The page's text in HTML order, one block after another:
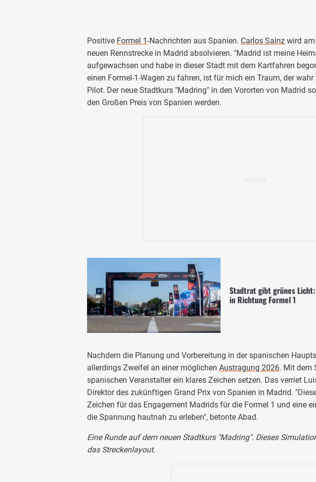
Positive Formel 1-Nachrichten aus Spanien. Carlos Sainz wird
neuen Rennstrecke in Madrid absolvieren. "Madrid ist meine
aufgewachsen und habe in dieser Stadt mit dem Kartfahren
einen Formel-1-Wagen zu fahren, ist für mich ein Traum, der
Pilot. Der neue Stadtkurs "Madring" in den Vororten von Madrid
den Großen Preis von Spanien werden.
Stadtrat gibt grünes
in Richtung Formel 1
Nachdem die Planung und Vorbereitung in der spanischen
allerdings Zweifel an einer möglichen Austragung 2026. Mit dem
spanischen Veranstalter ein klares Zeichen setzen. Das verriet
Direktor des zukünftigen Grand Prix von Spanien in Madrid.
Zeichen für das Engagement Madrids für die Formel 1 und eine
die Spannung hautnah zu erleben", betonte Abad.
Eine Runde auf dem neuen Stadtkurs "Madring". Dieses
das Streckenlayout.